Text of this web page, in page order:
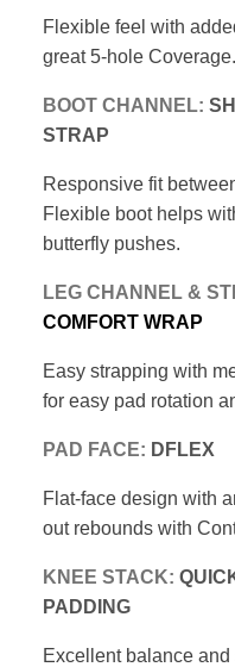
Flexible feel with
great 5-hole Coverage.
BOOT CHANNEL:
STRAP
Responsive fit
Flexible boot helps
butterfly pushes.
LEG CHANNEL &
COMFORT WRAP
Easy strapping with
for easy pad rotation
PAD FACE: DFLEX
Flat-face design with
out rebounds with
KNEE STACK:
PADDING
Excellent balance